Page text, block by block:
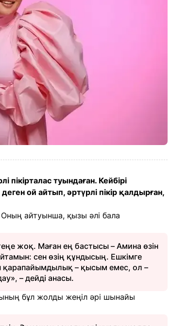
туындаған. Кейбірі
ой айтып, әртүрлі пікір қалдырған,
айтуынша, қызы әлі бала
жоқ. Маған ең бастысы – Амина өзін
сен өзің құндысың. Ешкімге
қарапайымдылық – қысым емес, ол –
– дейді анасы.
бұл жолды жеңіл әрі шынайы